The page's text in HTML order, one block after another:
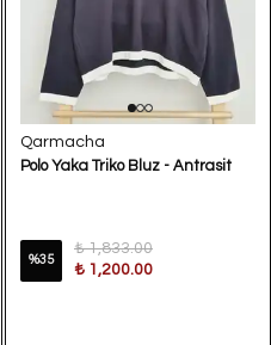
Qarmacha
Polo Yaka Triko Bluz - Antrasit
%35
₺ 1,833.00
₺ 1,200.00